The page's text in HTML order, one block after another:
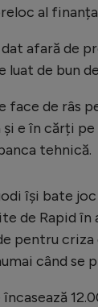
sporturi
2024
2026
cont
al
afară de
luat de bun
face de râs
și e în cărți
tehnică.
își bate
de Rapid în
pentru criza
când se